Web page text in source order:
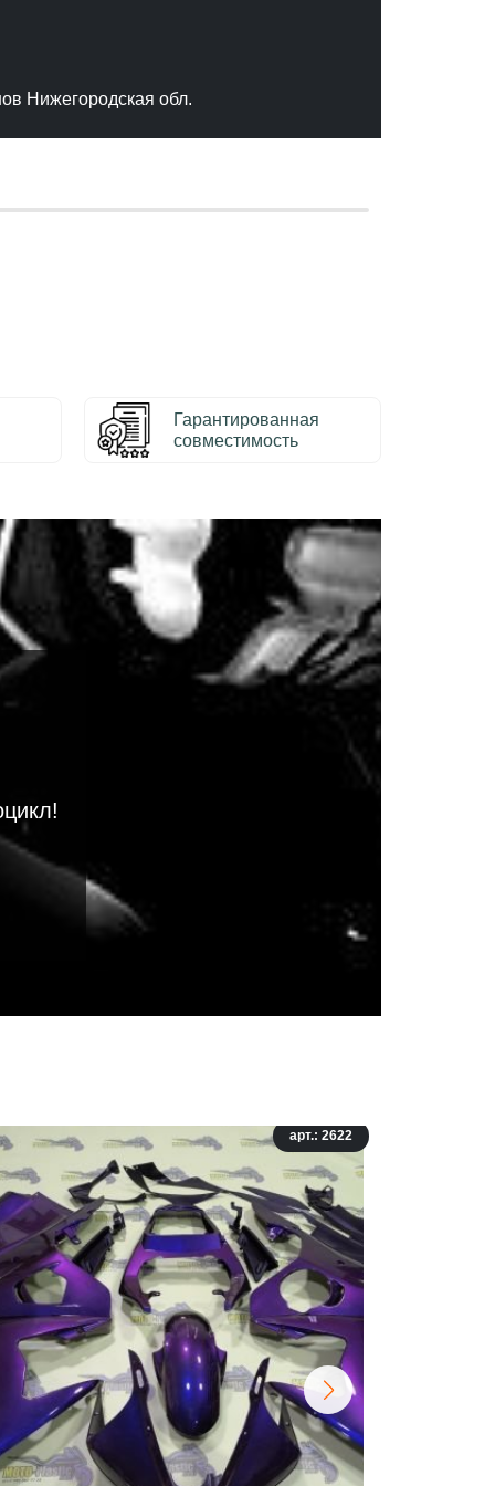
Нижегородская обл.
Гарантированная
совместимость
арт.: 2622